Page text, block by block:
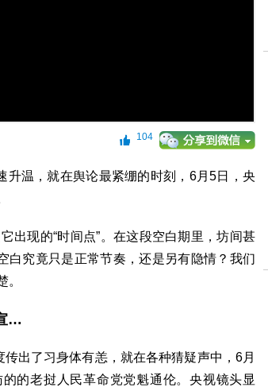
104
升温，就在舆论最紧绷的时刻，6月5日，央
出现的“时间点”。在这段空白期里，坊间甚
白究竟只是正常节奏，还是另有隐情？我们
。
…
出了习身体有恙，就在各种猜疑声中，6月
的老挝人民革命党党魁通伦。央视镜头显